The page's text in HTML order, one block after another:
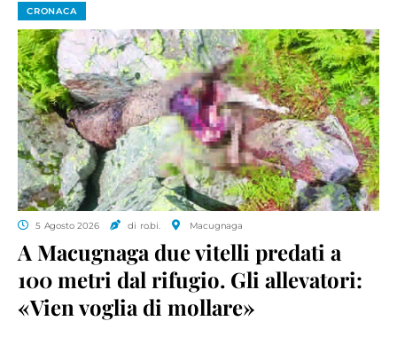
CRONACA
5 Agosto 2026 di ro.bi. Macugnaga
A Macugnaga due vitelli predati a
100 metri dal rifugio. Gli allevatori:
«Vien voglia di mollare»